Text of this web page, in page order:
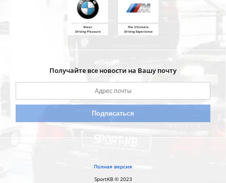
Sheer
Driving Pleasure
The Ultimate
Driving Experience
Получайте все новости на Вашу почту
Полная версия
SportKB © 2023